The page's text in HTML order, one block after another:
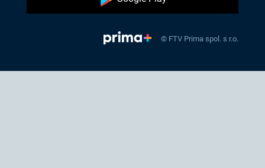
© FTV Prima spol. s r.o.